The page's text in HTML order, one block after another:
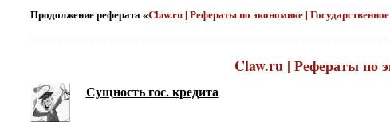
Продолжение реферата «Claw.ru | Рефераты по экономике |
Claw.ru | Рефераты по
Сущность гос. кредита